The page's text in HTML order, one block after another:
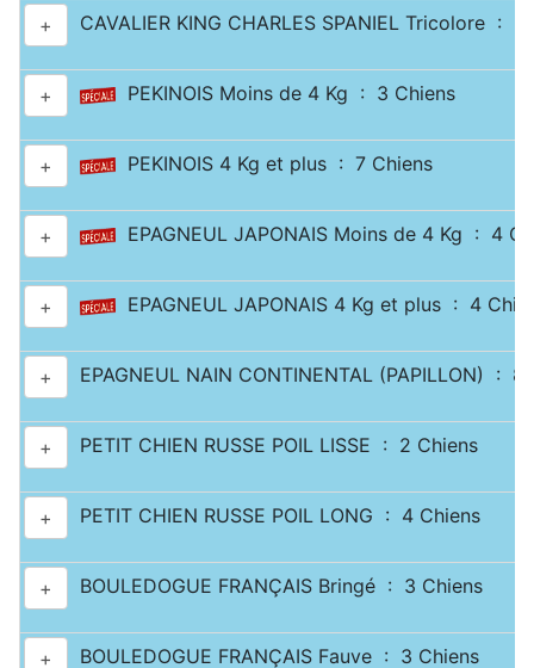
+ CAVALIER KING CHARLES SPANIEL Tricolore : 2
+ PEKINOIS Moins de 4 Kg : 3 Chiens
+ PEKINOIS 4 Kg et plus : 7 Chiens
+ EPAGNEUL JAPONAIS Moins de 4 Kg : 4
+ EPAGNEUL JAPONAIS 4 Kg et plus : 4
+ EPAGNEUL NAIN CONTINENTAL (PAPILLON) : 8
+ PETIT CHIEN RUSSE POIL LISSE : 2 Chiens
+ PETIT CHIEN RUSSE POIL LONG : 4 Chiens
+ BOULEDOGUE FRANÇAIS Bringé : 3 Chiens
+ BOULEDOGUE FRANÇAIS Fauve : 3 Chiens